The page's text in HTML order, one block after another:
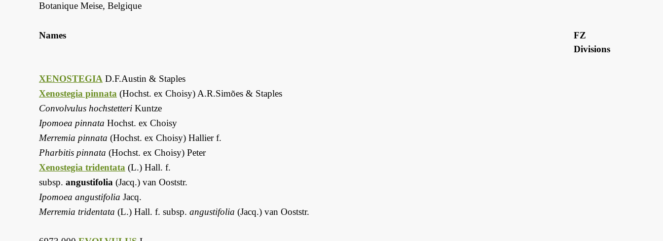
Botanique Meise, Belgique
Names
FZ
Divisions
XENOSTEGIA D.F.Austin & Staples
Xenostegia pinnata (Hochst. ex Choisy) A.R.Simões & Staples
Convolvulus hochstetteri Kuntze
Ipomoea pinnata Hochst. ex Choisy
Merremia pinnata (Hochst. ex Choisy) Hallier f.
Pharbitis pinnata (Hochst. ex Choisy) Peter
Xenostegia tridentata (L.) Hall. f.
subsp. angustifolia (Jacq.) van Ooststr.
Ipomoea angustifolia Jacq.
Merremia tridentata (L.) Hall. f. subsp. angustifolia (Jacq.) van Ooststr.